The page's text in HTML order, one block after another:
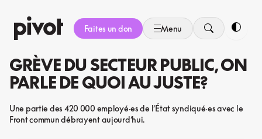
au
contenu
Faites un don Menu
GRÈVE DU SECTEUR PUBLIC, ON
PARLE DE QUOI AU JUSTE?
Une partie des 420 000 employé·es de l’État syndiqué·es avec le
Front commun débrayent aujourd’hui.